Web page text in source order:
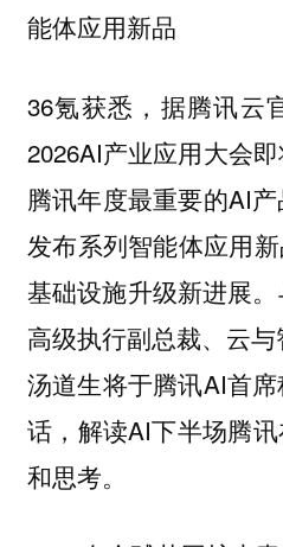
能体应用新品
36氪获悉，据腾讯云
2026AI产业应用大会
腾讯年度最重要的AI
发布系列智能体应用
基础设施升级新进展
高级执行副总裁、云
汤道生将于腾讯AI首
话，解读AI下半场腾
和思考。